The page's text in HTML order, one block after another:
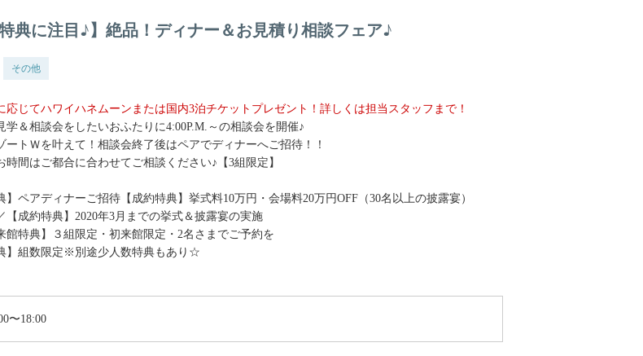
特典に注目♪】絶品！ディナー＆お見積り相談フェア♪
その他
応じてハワイハネムーンまたは国内3泊チケットプレゼント！詳しくは担当スタッフまで！
学＆相談会をしたいおふたりに4:00P.M.～の相談会を開催♪
ートＷを叶えて！相談会終了後はペアでディナーへご招待！！
時間はご都合に合わせてご相談ください♪【3組限定】
】ペアディナーご招待【成約特典】挙式料10万円・会場料20万円OFF（30名以上の披露宴）
【成約特典】2020年3月までの挙式＆披露宴の実施
館特典】３組限定・初来館限定・2名さまでご予約を
】組数限定※別途少人数特典もあり☆
〜18:00